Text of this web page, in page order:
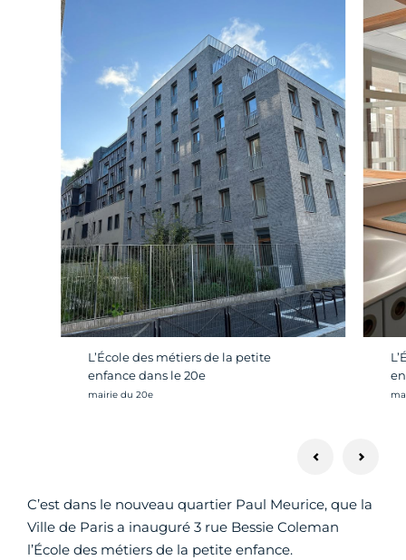
L’École des métiers de la petite
enfance dans le 20e
Crédit photo :
mairie du 20e
C’est dans le nouveau quartier Paul Meurice, que la
Ville de Paris a inauguré 3 rue Bessie Coleman
l’École des métiers de la petite enfance.